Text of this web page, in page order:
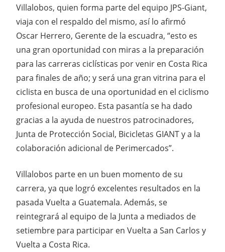
Villalobos, quien forma parte del equipo JPS-Giant,
viaja con el respaldo del mismo, así lo afirmó
Oscar Herrero, Gerente de la escuadra, “esto es
una gran oportunidad con miras a la preparación
para las carreras ciclísticas por venir en Costa Rica
para finales de año; y será una gran vitrina para el
ciclista en busca de una oportunidad en el ciclismo
profesional europeo. Esta pasantía se ha dado
gracias a la ayuda de nuestros patrocinadores,
Junta de Protección Social, Bicicletas GIANT y a la
colaboración adicional de Perimercados”.
Villalobos parte en un buen momento de su
carrera, ya que logró excelentes resultados en la
pasada Vuelta a Guatemala. Además, se
reintegrará al equipo de la Junta a mediados de
setiembre para participar en Vuelta a San Carlos y
Vuelta a Costa Rica.